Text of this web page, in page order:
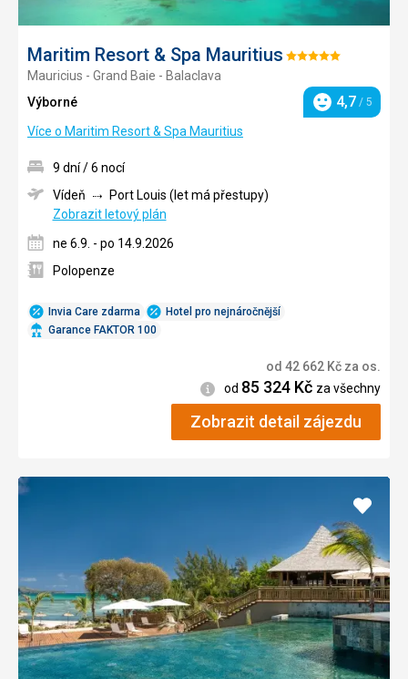
Maritim Resort & Spa Mauritius Hodnocení:
Mauricius - Grand Baie - Balaclava
Výborné
Hodnocení
4,7 / 5
Více o Maritim Resort & Spa Mauritius
Invia Care zdarma
Hotel pro nejnáročnější
Garance FAKTOR 100
9 dní / 6 nocí
Vídeň
Port Louis (let má přestupy)
Zobrazit letový plán
ne 6.9. - po 14.9.2026
Polopenze
od 42 662 Kč za os.
Informace
od 85 324 Kč za všechny
Zobrazit detail zájezdu
Přidat